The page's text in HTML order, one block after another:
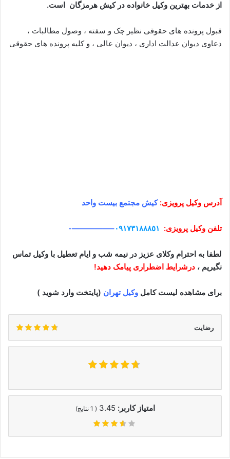
از خدمات بهترین وکیل خانواده در کیش هرمزگان است.
قبول پرونده های حقوقی نظیر چک و سفته ، وصول مطالبات ،
دعاوی دیوان عدالت اداری ، دیوان عالی ، و کلیه پرونده های حقوقی
آدرس وکیل پرویزی: کیش مجتمع بیست واحد
تلفن وکیل پرویزی: ٠٩١٧٣١٨٨٨٥١–
—————-
لطفا به احترام وکلای عزیز در نیمه شب و ایام تعطیل با وکیل تماس
نگیریم ، درشرایط اضطراری پیامک دهید!
برای مشاهده لیست کامل وکیل تهران (پایتخت وارد شوید )
رضایت
امتیاز کاربر: 3.45
(
1 نتایج)